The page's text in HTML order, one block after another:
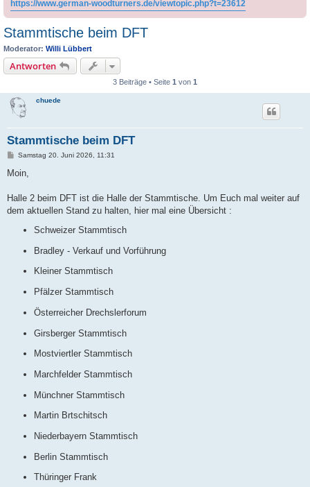
https://www.german-woodturners.de/viewtopic.php?t=23612
Stammtische beim DFT
Moderator: Willi Lübbert
Antworten
3 Beiträge • Seite 1 von 1
chuede
Stammtische beim DFT
B
i
a
Samstag 20. Juni 2026, 11:31
Moin,
Halle 2 beim DFT ist die Halle der Stammtische. Um Euch mal weiter auf
dem aktuellen Stand zu halten, hier mal eine Übersicht :
Schweizer Stammtisch
Bradley - Verkauf und Vorführung
Kleiner Stammtisch
Pfälzer Stammtisch
Österreicher Drechslerforum
Girsberger Stammtisch
Mostviertler Stammtisch
Marchfelder Stammtisch
Münchner Stammtisch
Martin Brtschitsch
Niederbayern Stammtisch
Berlin Stammtisch
Thüringer Frank